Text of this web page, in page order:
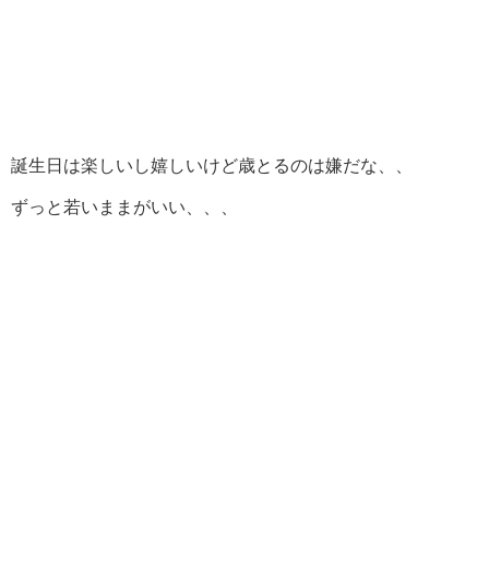
誕生日は楽しいし嬉しいけど歳とるのは嫌だな、、
ずっと若いままがいい、、、